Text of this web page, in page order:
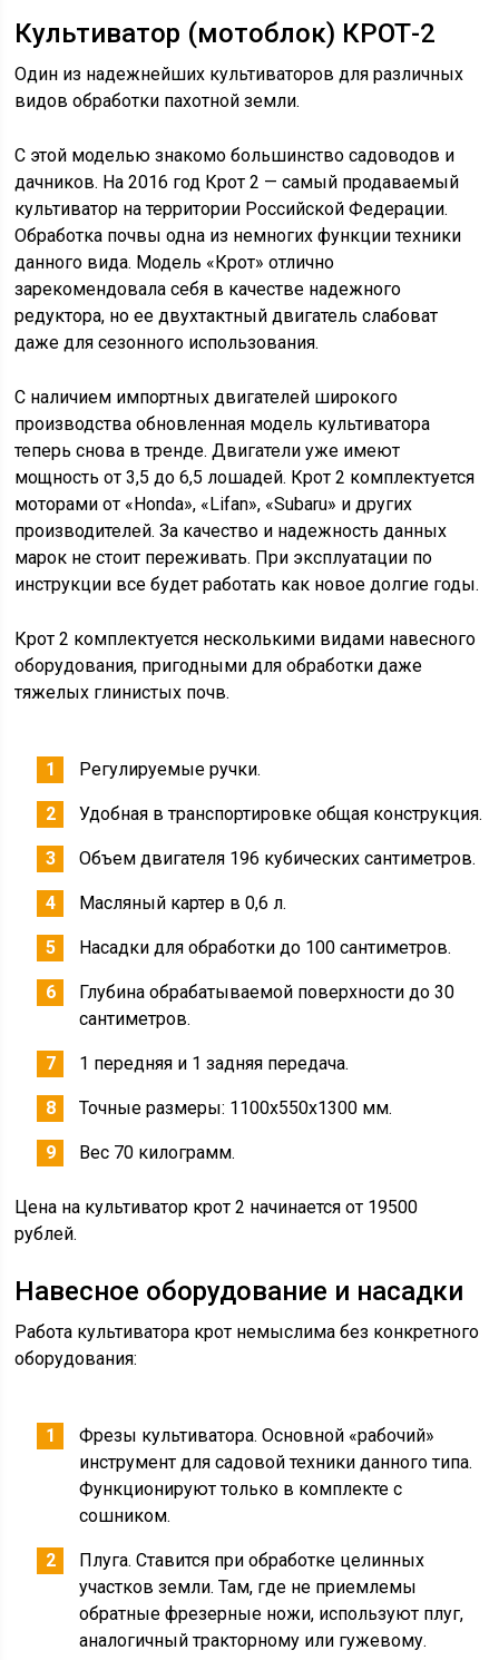
Культиватор (мотоблок) КРОТ-2
Один из надежнейших культиваторов для различных
видов обработки пахотной земли.
С этой моделью знакомо большинство садоводов и
дачников. На 2016 год Крот 2 — самый продаваемый
культиватор на территории Российской Федерации.
Обработка почвы одна из немногих функции техники
данного вида. Модель «Крот» отлично
зарекомендовала себя в качестве надежного
редуктора, но ее двухтактный двигатель слабоват
даже для сезонного использования.
С наличием импортных двигателей широкого
производства обновленная модель культиватора
теперь снова в тренде. Двигатели уже имеют
мощность от 3,5 до 6,5 лошадей. Крот 2 комплектуется
моторами от «Honda», «Lifan», «Subaru» и других
производителей. За качество и надежность данных
марок не стоит переживать. При эксплуатации по
инструкции все будет работать как новое долгие годы.
Крот 2 комплектуется несколькими видами навесного
оборудования, пригодными для обработки даже
тяжелых глинистых почв.
Регулируемые ручки.
Удобная в транспортировке общая конструкция.
Объем двигателя 196 кубических сантиметров.
Масляный картер в 0,6 л.
Насадки для обработки до 100 сантиметров.
Глубина обрабатываемой поверхности до 30
сантиметров.
1 передняя и 1 задняя передача.
Точные размеры: 1100х550х1300 мм.
Вес 70 килограмм.
Цена на культиватор крот 2 начинается от 19500
рублей.
Навесное оборудование и насадки
Работа культиватора крот немыслима без конкретного
оборудования:
Фрезы культиватора. Основной «рабочий»
инструмент для садовой техники данного типа.
Функционируют только в комплекте с
сошником.
Плуга. Ставится при обработке целинных
участков земли. Там, где не приемлемы
обратные фрезерные ножи, используют плуг,
аналогичный тракторному или гужевому.